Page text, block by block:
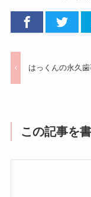
はっくんの永久
この記事を